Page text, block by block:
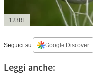
123RF
Seguici su: Google Discover
Leggi anche: